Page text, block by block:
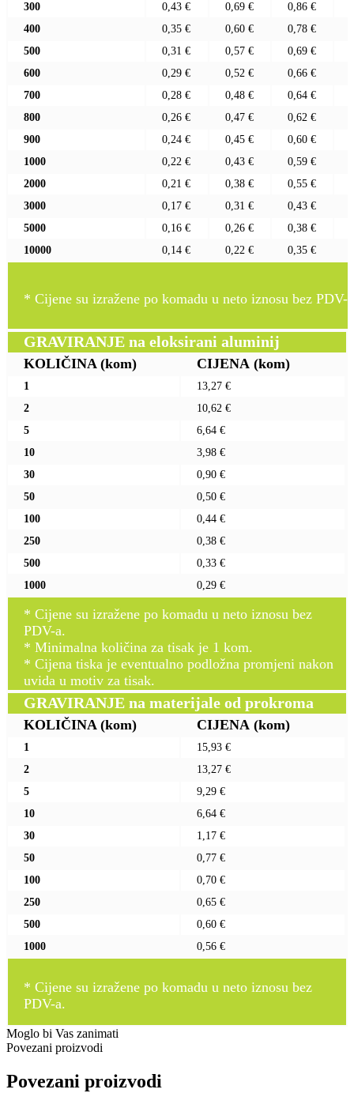
300
0,43 € 0,69 € 0,86 €
400
0,35 € 0,60 € 0,78 €
500
0,31 € 0,57 € 0,69 €
600
0,29 € 0,52 € 0,66 €
700
0,28 € 0,48 € 0,64 €
800
0,26 € 0,47 € 0,62 €
900
0,24 € 0,45 € 0,60 €
1000
0,22 € 0,43 € 0,59 €
2000
0,21 € 0,38 € 0,55 €
3000
0,17 € 0,31 € 0,43 €
5000
0,16 € 0,26 € 0,38 €
10000
0,14 € 0,22 € 0,35 €
* Cijene su izražene po komadu u neto iznosu bez PDV-
GRAVIRANJE na eloksirani aluminij
KOLIČINA (kom) CIJENA (kom)
1
13,27 €
2
10,62 €
5
6,64 €
10
3,98 €
30
0,90 €
50
0,50 €
100
0,44 €
250
0,38 €
500
0,33 €
1000
0,29 €
* Cijene su izražene po komadu u neto iznosu bez
PDV-a.
* Minimalna količina za tisak je 1 kom.
* Cijena tiska je eventualno podložna promjeni nakon
uvida u motiv za tisak.
GRAVIRANJE na materijale od prokroma
KOLIČINA (kom) CIJENA (kom)
1
15,93 €
2
13,27 €
5
9,29 €
10
6,64 €
30
1,17 €
50
0,77 €
100
0,70 €
250
0,65 €
500
0,60 €
1000
0,56 €
* Cijene su izražene po komadu u neto iznosu bez
PDV-a.
Moglo bi Vas zanimati
Povezani proizvodi
Povezani proizvodi